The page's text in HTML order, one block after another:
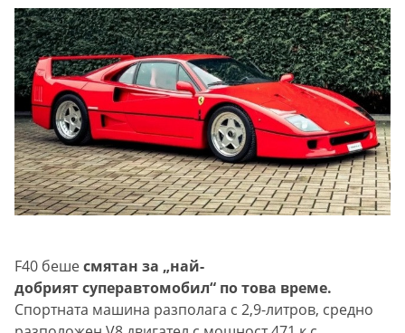
F40 бешесмятан за „най-
добрият суперавтомобил“ по това време.
Спортната машина разполага с 2,9-литров, средно